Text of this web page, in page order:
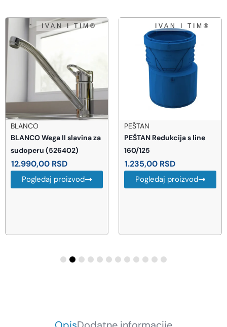
BLANCO
BLANCO Wega II slavina za
sudoperu (526402)
12.990,00 RSD
Pogledaj proizvod
PEŠTAN
PEŠTAN Redukcija s line
160/125
1.235,00 RSD
Pogledaj proizvod